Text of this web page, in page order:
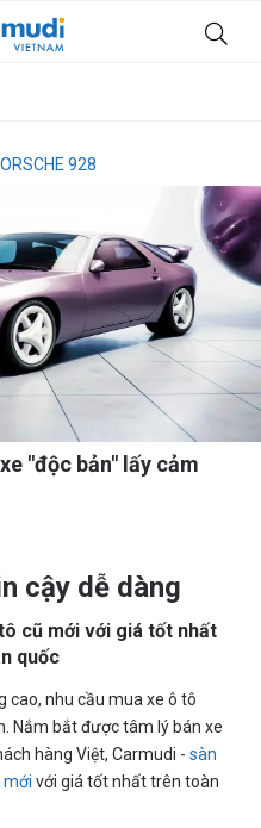
928
"độc bản" lấy cảm
cậy dễ dàng
cũ mới với giá tốt nhất
quốc
cao, nhu cầu mua xe ô tô
Nắm bắt được tâm lý bán xe
hàng Việt, Carmudi - sàn
mới với giá tốt nhất trên toàn